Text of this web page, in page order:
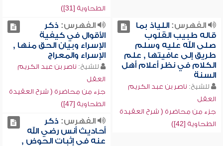
الطحاوية [31])
الفهرس:اللياذ بما
قاله طبيب القلوب
صلى الله عليه وسلم
طريق إلى عافيتها , علم
الكلام في نظر أعلام أهل
السنة
للشيخ: ناصر بن عبد الكريم
العقل
جزء من محاضرة ( شرح العقيدة
الطحاوية [42])
الفهرس: ذكر
الأقوال في كيفية
الإسراء وبيان الحق منها ,
الإسراء والمعراج
للشيخ: ناصر بن عبد الكريم
العقل
جزء من محاضرة ( شرح العقيدة
الطحاوية [47])
الفهرس: ذكر
أحاديث أنس رضي الله
عنه في إثبات الحوض ,